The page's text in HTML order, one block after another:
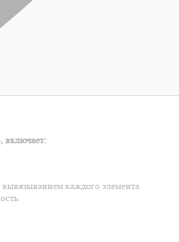
включает:
каждого элемента.